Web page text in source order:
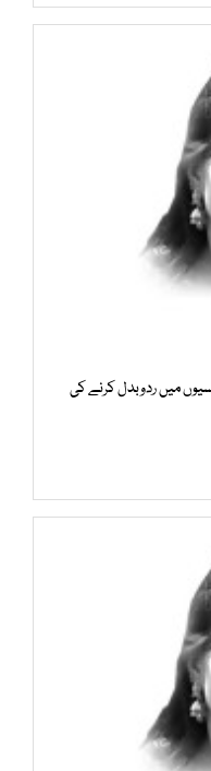
میں ردوبدل کرنے کی